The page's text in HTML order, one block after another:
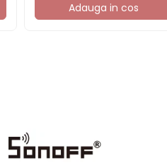
Adauga in cos